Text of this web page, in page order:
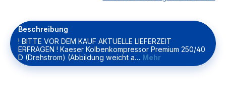
Beschreibung
! BITTE VOR DEM KAUF AKTUELLE LIEFERZEIT
ERFRAGEN ! Kaeser Kolbenkompressor Premium 250/40
D (Drehstrom) (Abbildung weicht a… Mehr